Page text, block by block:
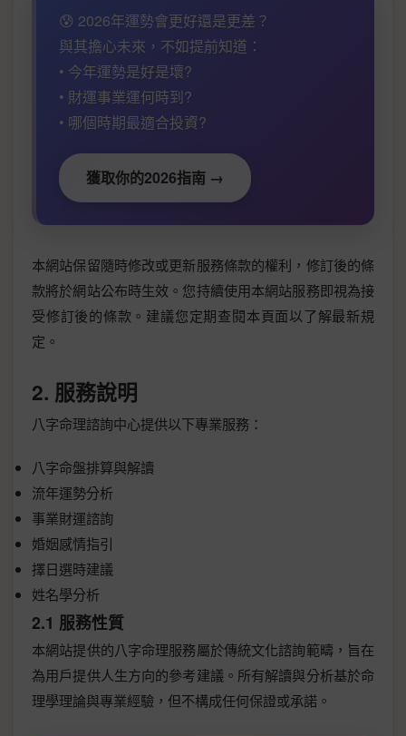
😰 2026年運勢會更好還是更差？
與其擔心未來，不如提前知道：
• 今年運勢是好是壞?
• 財運事業運何時到?
• 哪個時期最適合投資?
獲取你的2026指南 →
本網站保留隨時修改或更新服務條款的權利，修訂後的條
款將於網站公布時生效。您持續使用本網站服務即視為接
受修訂後的條款。建議您定期查閱本頁面以了解最新規
定。
2. 服務說明
八字命理諮詢中心提供以下專業服務：
八字命盤排算與解讀
流年運勢分析
事業財運諮詢
婚姻感情指引
擇日選時建議
姓名學分析
2.1 服務性質
本網站提供的八字命理服務屬於傳統文化諮詢範疇，旨在
為用戶提供人生方向的參考建議。所有解讀與分析基於命
理學理論與專業經驗，但不構成任何保證或承諾。